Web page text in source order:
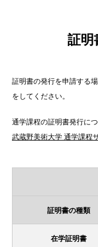
証明
証明書の発行を申請する
をしてください。
通学課程の証明書発行に
武蔵野美術大学 通学課程
証明書の種類
在学証明書